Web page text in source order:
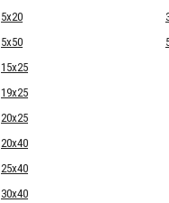
5x20
5x50
15x25
19x25
20x25
20x40
25x40
30x40